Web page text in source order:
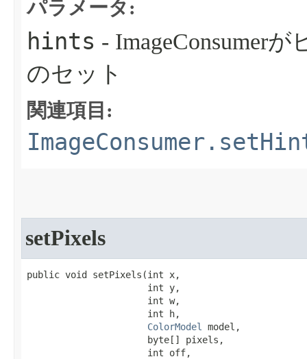
パラメータ:
hints - ImageConsumer
のセット
関連項目:
setPixels
public void setPixels​(int x,
                      int y,
                      int w,
                      int h,
ColorModel
model,
                      byte[] pixels,
                      int off,